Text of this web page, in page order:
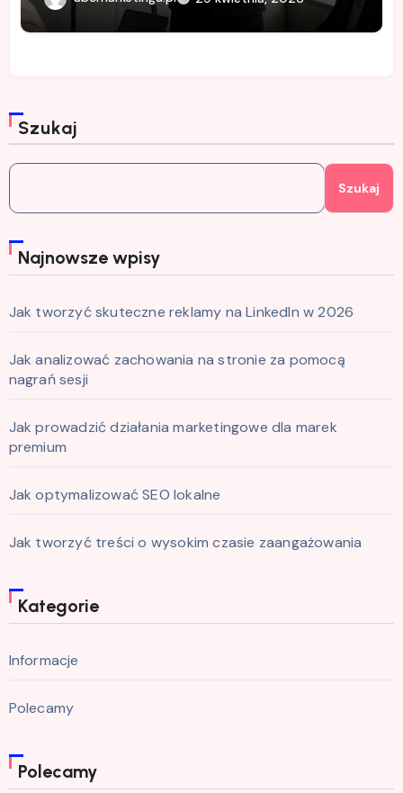
Szukaj
Szukaj
Najnowsze wpisy
Jak tworzyć skuteczne reklamy na LinkedIn w 2026
Jak analizować zachowania na stronie za pomocą
nagrań sesji
Jak prowadzić działania marketingowe dla marek
premium
Jak optymalizować SEO lokalne
Jak tworzyć treści o wysokim czasie zaangażowania
Kategorie
Informacje
Polecamy
Polecamy